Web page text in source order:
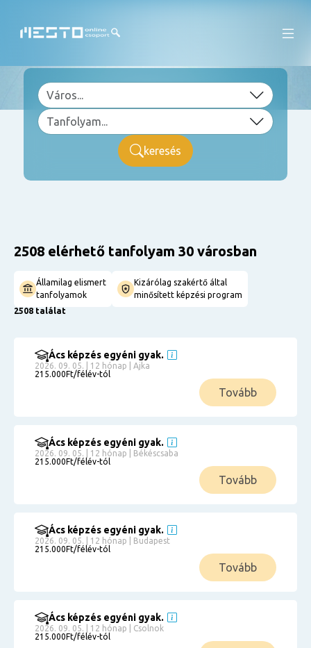
keresés
2508 elérhető tanfolyam 30 városban
Államilag elismert
tanfolyamok
Kizárólag szakértő által
minősített képzési program
2508 találat
Ács képzés egyéni gyak.
2026. 09. 05. | 12 hónap | Ajka
215.000Ft/félév-tól
Tovább
Ács képzés egyéni gyak.
2026. 09. 05. | 12 hónap | Békéscsaba
215.000Ft/félév-tól
Tovább
Ács képzés egyéni gyak.
2026. 09. 05. | 12 hónap | Budapest
215.000Ft/félév-tól
Tovább
Ács képzés egyéni gyak.
2026. 09. 05. | 12 hónap | Csolnok
215.000Ft/félév-tól